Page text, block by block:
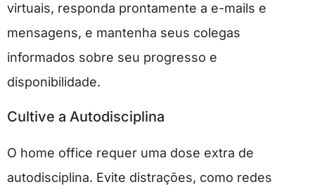
virtuais, responda prontamente a e-mails e
mensagens, e mantenha seus colegas
informados sobre seu progresso e
disponibilidade.
Cultive a Autodisciplina
O home office requer uma dose extra de
autodisciplina. Evite distrações, como redes